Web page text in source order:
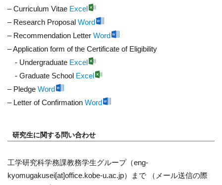
– Curriculum Vitae Excel
– Research Proposal Word
– Recommendation Letter Word
– Application form of the Certificate of Eligibility
- Undergraduate Excel
- Graduate School Excel
– Pledge Word
– Letter of Confirmation Word
研究生に関する問い合わせ
工学研究科学務課教務学生グループ（eng-
kyomugakusei[at]office.kobe-u.ac.jp）まで （メール送信の際